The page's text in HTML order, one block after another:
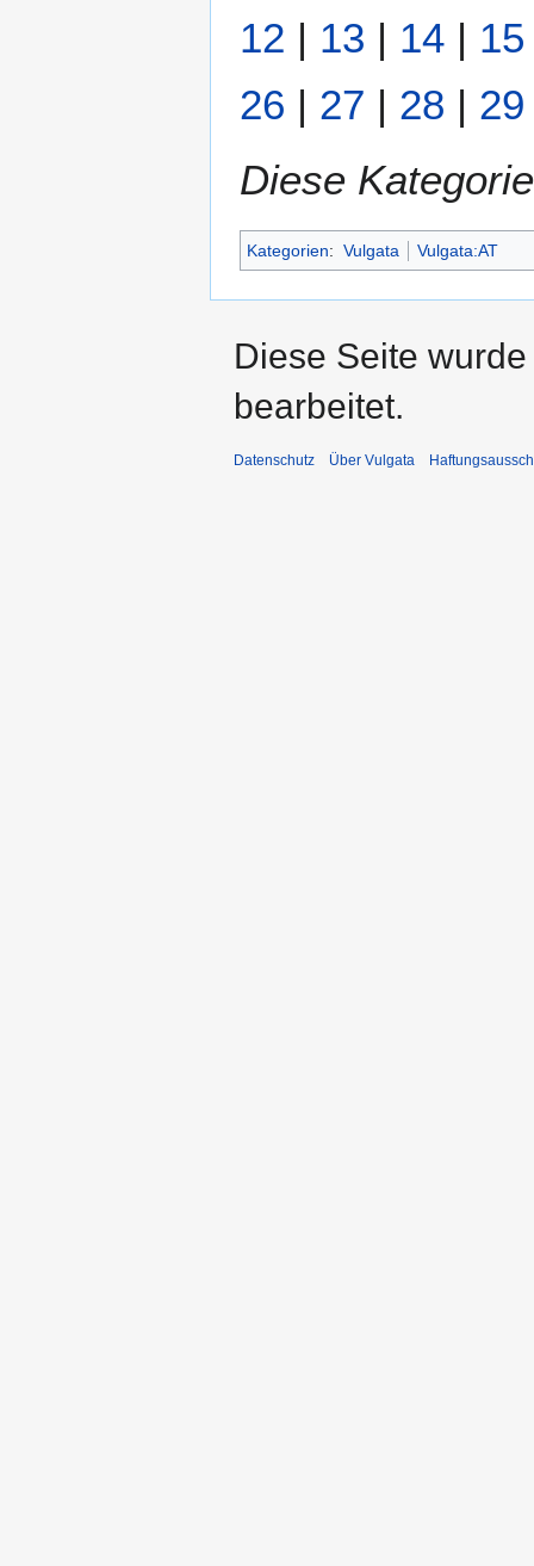
12 | 13 | 14 | 15
26 | 27 | 28 | 29
Diese
Kategorien: Vulgata Vulgata:AT
Diese Seite
bearbeitet.
Datenschutz Über Vulgata